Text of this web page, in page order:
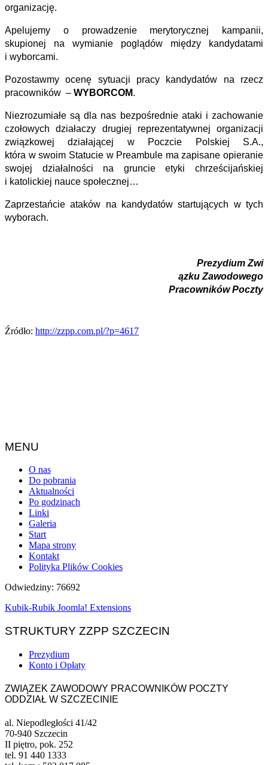
organizację.
Apelujemy o prowadzenie merytorycznej kampanii,
skupionej na wymianie poglądów między kandydatami
i wyborcami.
Pozostawmy ocenę sytuacji pracy kandydatów na rzecz
pracowników – WYBORCOM.
Niezrozumiałe są dla nas bezpośrednie ataki i zachowanie
czołowych działaczy drugiej reprezentatywnej organizacji
związkowej działającej w Poczcie Polskiej S.A.,
która w swoim Statucie w Preambule ma zapisane opieranie
swojej działalności na gruncie etyki chrześcijańskiej
i katolickiej nauce społecznej…
Zaprzestańcie ataków na kandydatów startujących w tych
wyborach.
Prezydium Zwi
ązku Zawodowego
Pracowników Poczty
Źródło: http://zzpp.com.pl/?p=4617
MENU
O nas
Do pobrania
Aktualności
Po godzinach
Linki
Galeria
Start
Mapa strony
Kontakt
Polityka Plików Cookies
Odwiedziny: 76692
Kubik-Rubik Joomla! Extensions
STRUKTURY ZZPP SZCZECIN
Prezydium
Konto i Opłaty
ZWIĄZEK ZAWODOWY PRACOWNIKÓW POCZTY
ODDZIAŁ W SZCZECINIE
al. Niepodległości 41/42
70-940 Szczecin
II piętro, pok. 252
tel. 91 440 1333